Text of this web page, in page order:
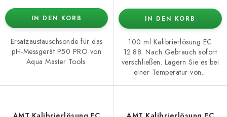
IN DEN KORB
Ersatzaustauschsonde für das
pH-Messgerät P50 PRO von
Aqua Master Tools.
IN DEN KORB
100 ml Kalibrierlösung EC
12.88. Nach Gebrauch sofort
verschließen. Lagern Sie es bei
einer Temperatur von...